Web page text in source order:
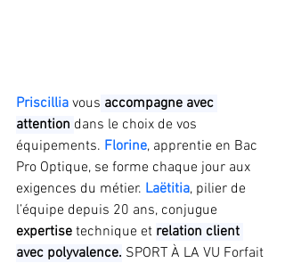
Priscillia vous accompagne avec
attention dans le choix de vos
équipements. Florine, apprentie en Bac
Pro Optique, se forme chaque jour aux
exigences du métier. Laëtitia, pilier de
l’équipe depuis 20 ans, conjugue
expertise technique et relation client
avec polyvalence. SPORT À LA VU Forfait